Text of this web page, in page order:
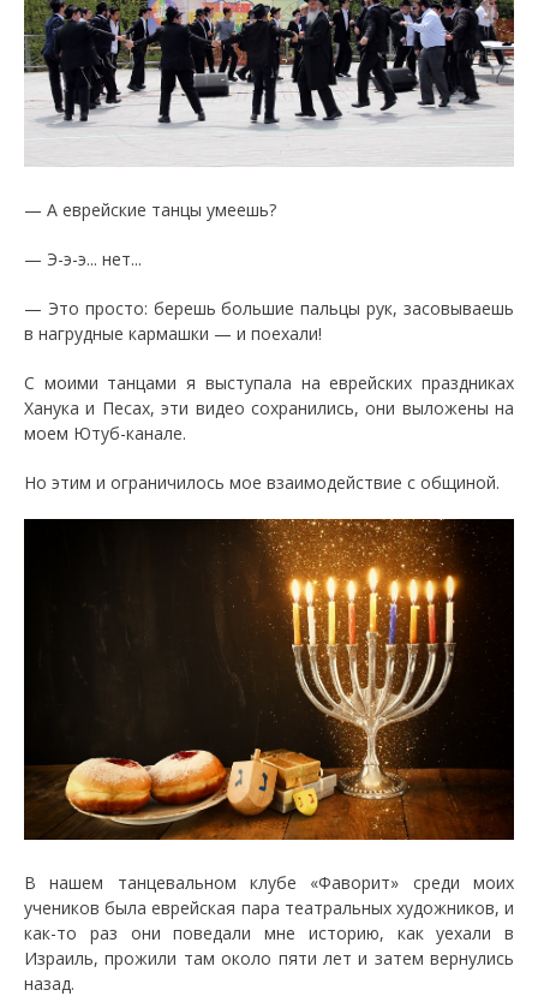
— А еврейские танцы умеешь?
— Э-э-э... нет...
— Это просто: берешь большие пальцы рук, засовываешь
в нагрудные кармашки — и поехали!
С моими танцами я выступала на еврейских праздниках
Ханука и Песах, эти видео сохранились, они выложены на
моем Ютуб-канале.
Но этим и ограничилось мое взаимодействие с общиной.
В нашем танцевальном клубе «Фаворит» среди моих
учеников была еврейская пара театральных художников, и
как-то раз они поведали мне историю, как уехали в
Израиль, прожили там около пяти лет и затем вернулись
назад.